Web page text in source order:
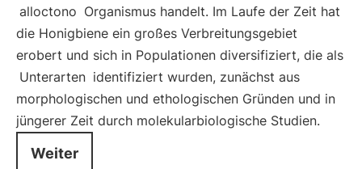
alloctono Organismus handelt. Im Laufe der Zeit hat
die Honigbiene ein großes Verbreitungsgebiet
erobert und sich in Populationen diversifiziert, die als
Unterarten identifiziert wurden, zunächst aus
morphologischen und ethologischen Gründen und in
jüngerer Zeit durch molekularbiologische Studien.
Weiter